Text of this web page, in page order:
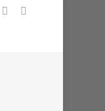
facebookinstagram